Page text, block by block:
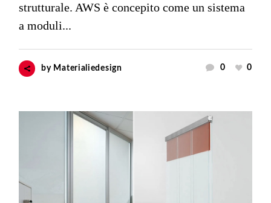
strutturale. AWS è concepito come un sistema
a moduli...
by Materialiedesign 0 0